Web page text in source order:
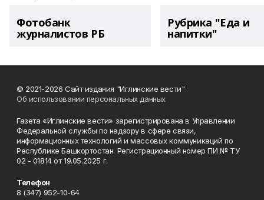
Фотобанк
журналистов РБ
Рубрика "Еда и
напитки"
© 2021-2026 Сайт издания "Иглинские вести"
Об использовании персональных данных
Газета «Иглинские вести» зарегистрирована в Управлении
Федеральной службы по надзору в сфере связи,
информационных технологий и массовых коммуникаций по
Республике Башкортостан. Регистрационный номер ПИ № ТУ
02 - 01814 от 19.05.2025 г.
Телефон
8 (347) 952-10-64